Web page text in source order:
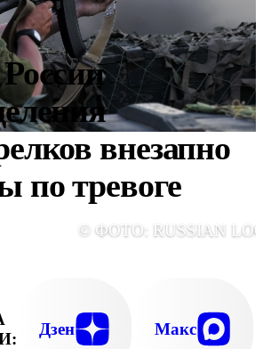
внезапно
по тревоге
© ФОТО: RUSSIAN
Дзен Макс